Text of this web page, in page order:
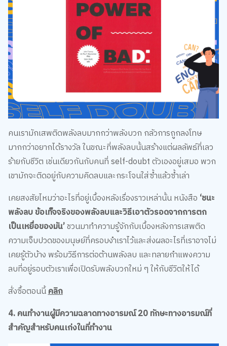
คนเรามักเสพติดพลังลบมากกว่าพลังบวก กลัวการถูกลงโทษ
มากกว่าอยากได้รางวัล ในขณะที่พลังลบนั้นสร้างแต่ผลลัพธ์ที่เลว
ร้ายกับชีวิต เช่นเดียวกันกับคนที่ self-doubt ตัวเองอยู่เสมอ พวก
เขามักจะติดอยู่กับความคิดลบและกระโจนใส่ซ้ำแล้วซ้ำเล่า
เคยสงสัยไหมว่าอะไรที่อยู่เบื้องหลังเรื่องราวเหล่านั้น หนังสือ ‘ชนะ
พลังลบ ข้อเท็จจริงของพลังลบและวิธีเอาตัวรอดจากการตก
เป็นเหยื่อของมัน’ชวนมาทำความรู้จักกับเบื้องหลังการเสพติด
ความเจ็บปวดของมนุษย์ที่ครอบงำเราไว้และส่งผลอะไรที่เราอาจไม่
เคยรู้ตัวบ้าง พร้อมวิธีการต่อต้านพลังลบ และทลายกำแพงความ
ลบที่อยู่รอบตัวเราเพื่อเปิดรับพลังบวกใหม่ ๆ ให้กับชีวิตให้ได้
สั่งซื้อตอนนี้คลิก
4. คนทำงานผู้มีความฉลาดทางอารมณ์ 20 ทักษะทางอารมณ์ที่
สำคัญสำหรับคนเก่งในที่ทำงาน